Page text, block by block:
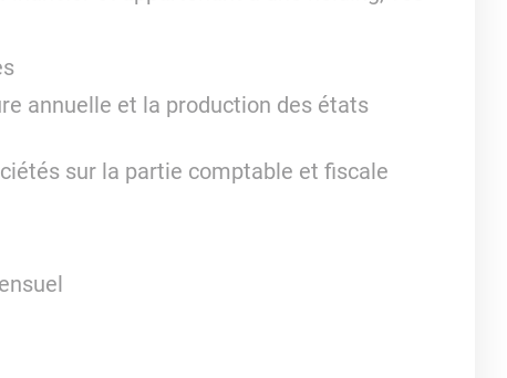
annuelle et la production des états
sur la partie comptable et fiscale